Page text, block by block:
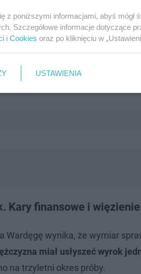
Kary finansowe i
Wardęgę wynika, że wymiar
miał usłyszeć wyrok
na trzyletni okres próby.
z poniższymi informacjami, abyś
Szczegółowe informacje dotyczące
i Cookies oraz po kliknięciu w
USTAWIENIA